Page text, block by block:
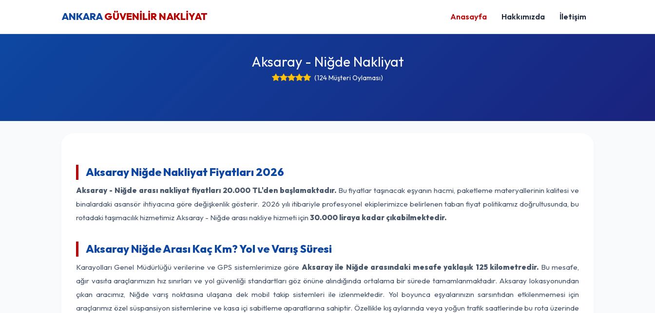
ANKARAGÜVENİLİR NAKLİYAT Anasayfa Hakkımızda İletişim
Aksaray - Niğde Nakliyat
(124 Müşteri Oylaması)
Aksaray Niğde Nakliyat Fiyatları 2026
Aksaray - Niğde arası nakliyat fiyatları 20.000 TL'den başlamaktadır.Bu fiyatlar taşınacak eşyanın hacmi, paketleme materyallerinin kalitesi ve
binalardaki asansör ihtiyacına göre değişkenlik gösterir. 2026 yılı itibariyle profesyonel ekiplerimizce belirlenen taban fiyat politikamız doğrultusunda, bu
rotadaki taşımacılık hizmetimiz Aksaray - Niğde arası nakliye hizmeti için 30.000 liraya kadar çıkabilmektedir.
Aksaray Niğde Arası Kaç Km? Yol ve Varış Süresi
Karayolları Genel Müdürlüğü verilerine ve GPS sistemlerimize göre Aksaray ile Niğde arasındaki mesafe yaklaşık 125 kilometredir. Bu mesafe,
ağır vasıta araçlarımızın hız sınırları ve yol güvenliği standartları göz önüne alındığında ortalama bir sürede tamamlanmaktadır. Aksaray lokasyonundan
çıkan aracımız, Niğde varış noktasına ulaşana dek mobil takip sistemleri ile izlenmektedir. Yol boyunca eşyalarınızın sarsıntıdan etkilenmemesi için
araçlarımız özel süspansiyon sistemlerine ve kasa içi sabitleme aparatlarına sahiptir. Özellikle kış aylarında veya yoğun trafik saatlerinde bu rota üzerinde